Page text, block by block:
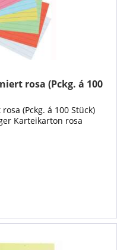
rosa (Pckg. á 100
(Pckg. á 100 Stück)
Karteikarton rosa